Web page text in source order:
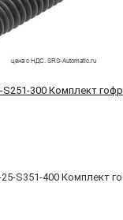
S251-300 Комплект гофр